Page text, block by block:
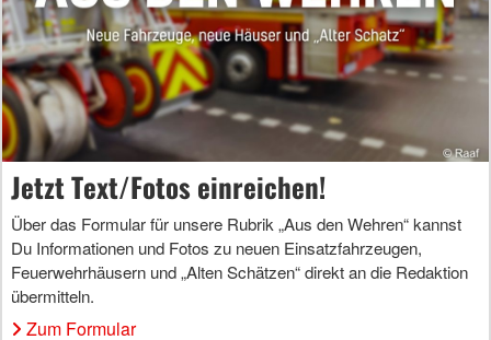
Jetzt Text/Fotos einreichen!
Über das Formular für unsere Rubrik „Aus den Wehren“ kannst
Du Informationen und Fotos zu neuen Einsatzfahrzeugen,
Feuerwehrhäusern und „Alten Schätzen“ direkt an die Redaktion
übermitteln.
Zum Formular